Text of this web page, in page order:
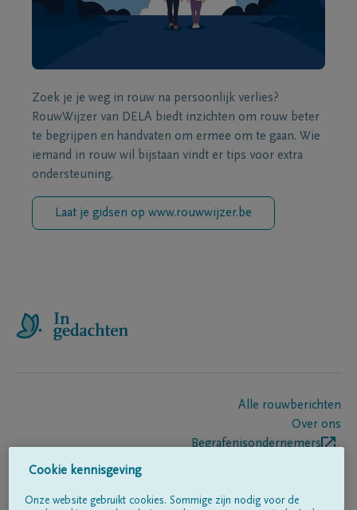
Zoek je je weg in rouw na persoonlijk verlies?
RouwWijzer van DELA biedt inzichten om rouw beter
te begrijpen en handvaten om ermee om te gaan. Wie
iemand in rouw wil bijstaan vindt er tips voor extra
ondersteuning.
Laat je gidsen op www.rouwwijzer.be
Alle rouwberichten
Over ons
Begrafenisondernemers
Cookie kennisgeving
Onze website gebruikt cookies. Sommige zijn nodig voor de